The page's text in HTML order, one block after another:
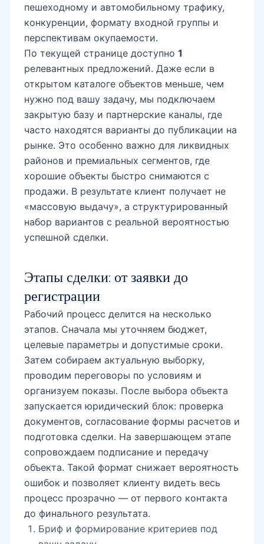
пешеходному и автомобильному трафику,
конкуренции, формату входной группы и
перспективам окупаемости.
По текущей странице доступно 1
релевантных предложений. Даже если в
открытом каталоге объектов меньше, чем
нужно под вашу задачу, мы подключаем
закрытую базу и партнерские каналы, где
часто находятся варианты до публикации на
рынке. Это особенно важно для ликвидных
районов и премиальных сегментов, где
хорошие объекты быстро снимаются с
продажи. В результате клиент получает не
«массовую выдачу», а структурированный
набор вариантов с реальной вероятностью
успешной сделки.
Этапы сделки: от заявки до
регистрации
Рабочий процесс делится на несколько
этапов. Сначала мы уточняем бюджет,
целевые параметры и допустимые сроки.
Затем собираем актуальную выборку,
проводим переговоры по условиям и
организуем показы. После выбора объекта
запускается юридический блок: проверка
документов, согласование формы расчетов и
подготовка сделки. На завершающем этапе
сопровождаем подписание и передачу
объекта. Такой формат снижает вероятность
ошибок и позволяет клиенту видеть весь
процесс прозрачно — от первого контакта
до финального результата.
Бриф и формирование критериев под